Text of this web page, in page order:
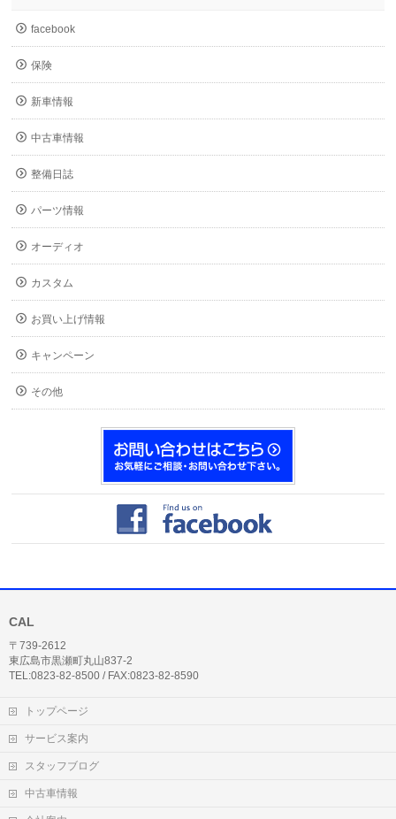
facebook
保険
新車情報
中古車情報
整備日誌
パーツ情報
オーディオ
カスタム
お買い上げ情報
キャンペーン
その他
CAL
〒739-2612
東広島市黒瀬町丸山837-2
TEL:0823-82-8500 / FAX:0823-82-8590
トップページ
サービス案内
スタッフブログ
中古車情報